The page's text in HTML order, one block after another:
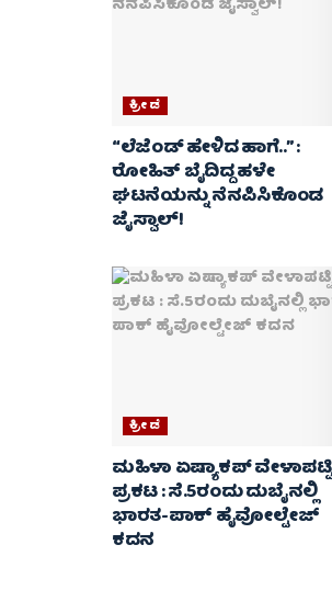
ಕ್ರೀಡೆ
“ಲೆಜೆಂಡ್ ಹೇಳಿದ ಹಾಗೆ..” :
ರೋಹಿತ್ ಬೈದಿದ್ದ ಹಳೇ
ಘಟನೆಯನ್ನು ನೆನಪಿಸಿಕೊಂಡ
ಜೈಸ್ವಾಲ್!
ಕ್ರೀಡೆ
ಮಹಿಳಾ ಏಷ್ಯಾಕಪ್ ವೇಳಾಪಟ್ಟಿ
ಪ್ರಕಟ : ಸೆ.5ರಂದು ದುಬೈನಲ್ಲಿ
ಭಾರತ-ಪಾಕ್‌ ಹೈವೋಲ್ಟೇಜ್
ಕದನ